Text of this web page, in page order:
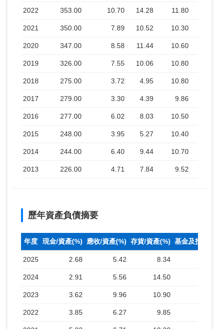
2022 353.00 10.70 14.28 11.80
2021 350.00 7.89 10.52 10.30
2020 347.00 8.58 11.44 10.60
2019 326.00 7.55 10.06 10.80
2018 275.00 3.72 4.95 10.80
2017 279.00 3.30 4.39 9.86
2016 277.00 6.02 8.03 10.50
2015 248.00 3.95 5.27 10.40
2014 244.00 6.40 9.44 10.70
2013 226.00 4.71 7.84 9.52
歷年資產負債摘要
年度 現金/資產(%) 應收/資產(%) 存貨/資產(%) 基金及投資(%)
2025 2.68 5.42 8.34
2024 2.91 5.56 14.50
2023 3.62 9.96 10.90
2022 3.85 6.27 9.85